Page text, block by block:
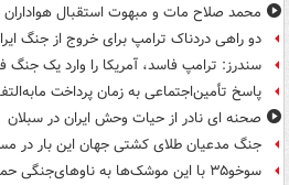
محمد صلاح مات و مبهوت استقبال هواداران
دو راهی دردناک ترامپ برای خروج از جنگ
سندرز: ترامپ فاسد، آمریکا را وارد یک جنگ
پاسخ تأمین‌اجتماعی به زمان پرداخت
صحنه ای نادر از حیات وحش ایران در سبلان
جنگ مدعیان طلای کشتی جهان این بار در
سوخو۳۵ با این موشک‌ها به ناوهای‌جنگی حمله می‌کند